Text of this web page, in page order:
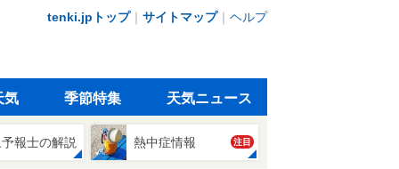
tenki.jpトップ｜ サイトマップ｜ ヘルプ
気 季節特集 天気ニュース
報士の解説 熱中症情報 注目